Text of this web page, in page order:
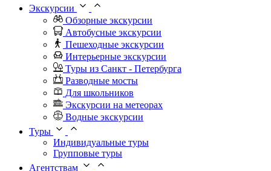
Экскурсии
Обзорные экскурсии
Автобусные экскурсии
Пешеходные экскурсии
Интерьерные экскурсии
Туры из Санкт - Петербурга
Разводные мосты
Для школьников
Экскурсии на метеорах
Водные экскурсии
Туры
Индивидуальные туры
Групповые туры
Агентствам